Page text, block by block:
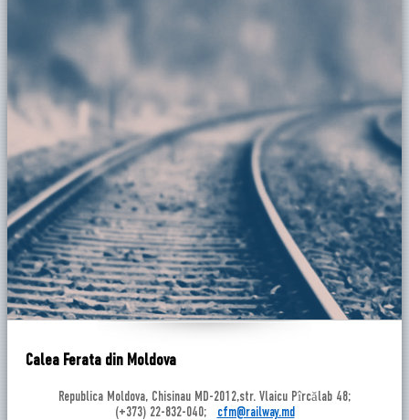
Calea Ferata din Moldova
Republica Moldova, Chisinau MD-2012,str. Vlaicu Pîrcălab 48;
(+373) 22-832-040;
cfm@railway.md